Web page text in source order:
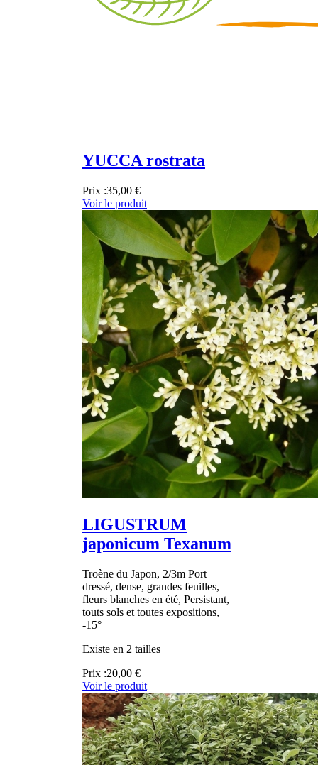
YUCCA rostrata
Prix :35,00 €
Voir le produit
LIGUSTRUM
japonicum Texanum
Troène du Japon, 2/3m Port
dressé, dense, grandes feuilles,
fleurs blanches en été, Persistant,
touts sols et toutes expositions,
-15°
Existe en 2 tailles
Prix :20,00 €
Voir le produit